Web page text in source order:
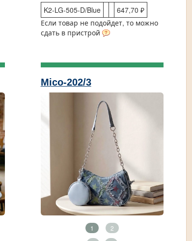
K2-LG-505-D/Blue
647,70 ₽
Если товар не подойдет, то можно
сдать в пристрой
Mico-202/3
1 2